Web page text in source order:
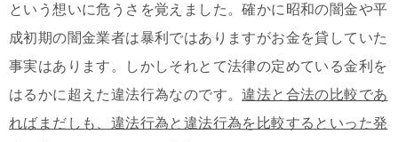
という想いに危うさを覚えました。確かに昭和の闇金や平
成初期の闇金業者は暴利ではありますがお金を貸していた
事実はあります。しかしそれとて法律の定めている金利を
はるかに超えた違法行為なのです。違法と合法の比較であ
ればまだしも、違法行為と違法行為を比較するといった発